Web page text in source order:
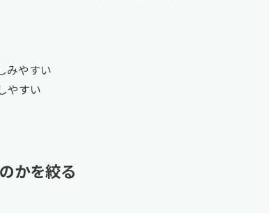
みやすい
やすい
かを絞る